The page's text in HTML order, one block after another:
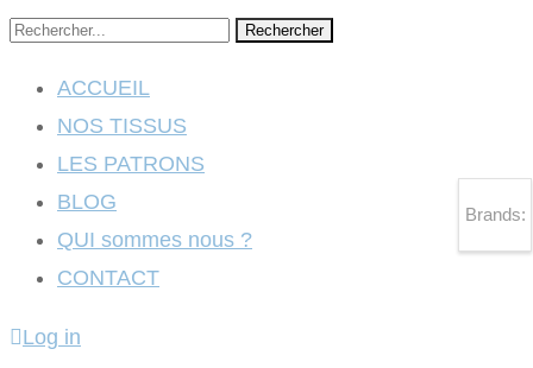
Rechercher
ACCUEIL
NOS TISSUS
LES PATRONS
BLOG
QUI sommes nous ?
CONTACT
Log in
Brands: